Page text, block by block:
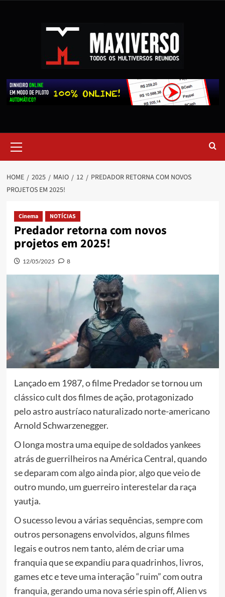
HOME 2025 MAIO 12
PREDADOR RETORNA COM NOVOS
PROJETOS EM 2025!
Cinema NOTÍCIAS
Predador retorna com novos
projetos em 2025!
12/05/2025 8
Lançado em 1987, o filme Predador se tornou um
clássico cult dos filmes de ação, protagonizado
pelo astro austríaco naturalizado norte-americano
Arnold Schwarzenegger.
O longa mostra uma equipe de soldados yankees
atrás de guerrilheiros na América Central, quando
se deparam com algo ainda pior, algo que veio de
outro mundo, um guerreiro interestelar da raça
yautja.
O sucesso levou a várias sequências, sempre com
outros personagens envolvidos, alguns filmes
legais e outros nem tanto, além de criar uma
franquia que se expandiu para quadrinhos, livros,
games etc e teve uma interação “ruim” com outra
franquia, gerando uma nova série spin off, Alien vs